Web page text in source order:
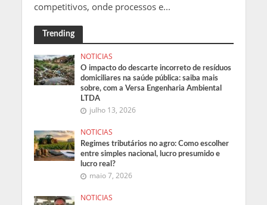
competitivos, onde processos e...
Trending
NOTICIAS
O impacto do descarte incorreto de resíduos
domiciliares na saúde pública: saiba mais
sobre, com a Versa Engenharia Ambiental
LTDA
julho 13, 2026
NOTICIAS
Regimes tributários no agro: Como escolher
entre simples nacional, lucro presumido e
lucro real?
maio 7, 2026
NOTICIAS